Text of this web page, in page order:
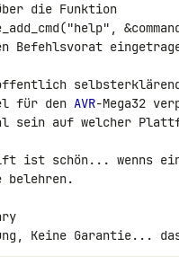
die Funktion
Befehlsvorat
für den AVR-Mega32
sein auf welcher
ist schön... wenns
belehren.
Keine Garantie...